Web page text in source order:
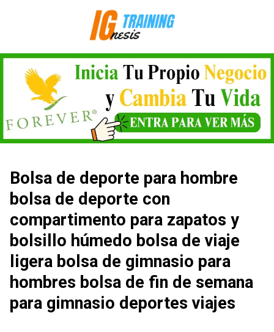
Bolsa de deporte para hombre
bolsa de deporte con
compartimento para zapatos y
bolsillo húmedo bolsa de viaje
ligera bolsa de gimnasio para
hombres bolsa de fin de semana
para gimnasio deportes viajes